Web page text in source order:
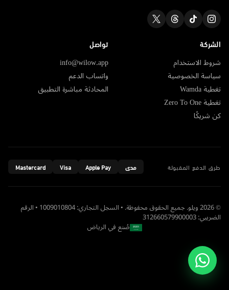
الشركة
شروط الاستخدام
سياسة الخصوصية
تغطية Wamda
تغطية Zero To One
كن شريكًا
تواصل
info@wilow.app
واتساب الدعم
المحادثة مباشرة التطبيق
طرق الدفع المقبولة مدى Apple Pay
Visa
Mastercard
© 2026 ويلو. جميع الحقوق محفوظة. • السجل التجاري: 1009010804 • الرقم
الضريبي: 312660579900003
صُنع في الرياض